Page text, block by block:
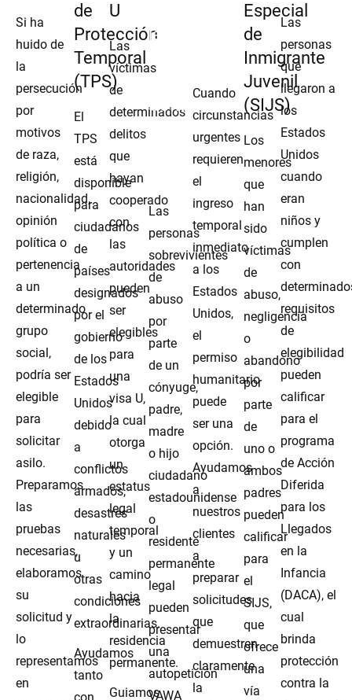
Si ha
huido de
la
persecución
por
motivos
de raza,
religión,
nacionalidad,
opinión
política o
pertenencia
a un
determinado
grupo
social,
podría ser
elegible
para
solicitar
asilo.
Preparamos
las
pruebas
necesarias,
elaboramos
su
solicitud y
lo
representamos
en
de
Protección
Temporal
(TPS)
El
TPS
está
disponible
para
ciudadanos
de
países
designados
por el
gobierno
de los
Estados
Unidos
debido
a
conflictos
armados,
desastres
naturales
u
otras
condiciones
extraordinarias.
Ayudamos
tanto
U
Las
víctimas
de
determinados
delitos
que
hayan
cooperado
con
las
autoridades
pueden
ser
elegibles
para
una
visa U,
la cual
otorga
un
estatus
legal
temporal
y un
camino
hacia
la
residencia
permanente.
Guiamos
la Ley
Contra
(VAWA)
Las
personas
sobrevivientes
de
abuso
por
parte
de un
cónyuge,
padre,
madre
o hijo
ciudadano
estadounidense
o
residente
permanente
legal
pueden
presentar
una
autopetición
VAWA
Humanitario
(Humanitarian
Cuando
circunstancias
urgentes
requieren
el
ingreso
temporal
inmediato
a los
Estados
Unidos,
el
permiso
humanitario
puede
ser una
opción.
Ayudamos
a
nuestros
clientes
a
preparar
solicitudes
que
demuestren
claramente
la
Especial
de
Inmigrante
Juvenil
(SIJS)
Los
menores
que
han
sido
víctimas
de
abuso,
negligencia
o
abandono
por
parte
de
uno o
ambos
padres
pueden
calificar
para
el
SIJS,
que
ofrece
una
vía
Las
personas
que
llegaron a
los
Estados
Unidos
cuando
eran
niños y
cumplen
con
requisitos
de
elegibilidad
pueden
calificar
para el
programa
de Acción
Diferida
para los
Llegados
en la
Infancia
(DACA), el
cual
brinda
protección
contra la